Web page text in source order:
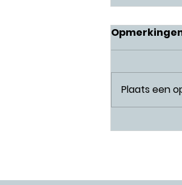
Plaats een